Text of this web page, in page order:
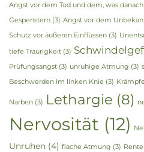
Angst vor dem Tod und dem, was
Gespenstern (3) Angst vor dem
Schutz vor äußeren Einflüssen (3)
tiefe Traurigkeit (3)
Prüfungsangst (3) unruhige Atmung (3)
Beschwerden im linken Knie (3)
Narben (3) Lethargie (8)
Nervosität (12)
Unruhen (4) flache Atmung (3) Rente